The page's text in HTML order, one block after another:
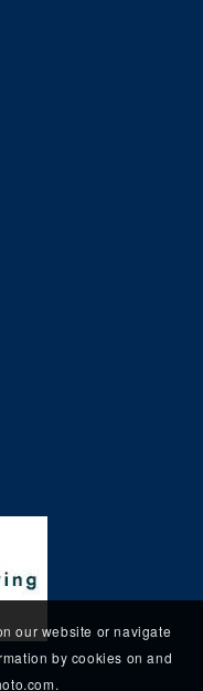
our website or navigate
by cookies on and